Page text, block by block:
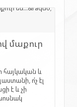
մաքուր
հայկական և
ո՛չ էլ
է և չի